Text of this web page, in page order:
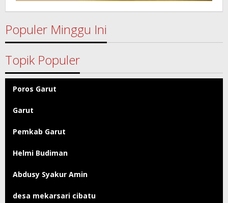
Populer Minggu Ini
Topik Populer
Poros Garut
Garut
Pemkab Garut
Helmi Budiman
Abdusy Syakur Amin
desa mekarsari cibatu